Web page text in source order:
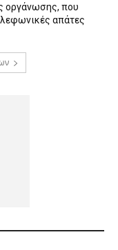
οργάνωσης, που
απάτες